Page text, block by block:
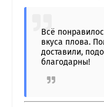
Всё
вкуса плова.
доставили,
благодарны!